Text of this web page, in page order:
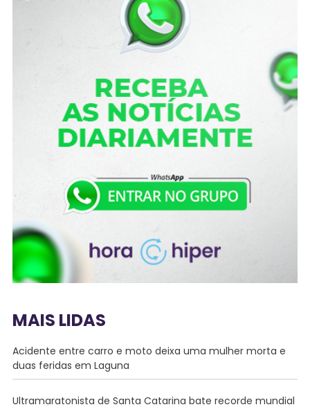
MAIS LIDAS
Acidente entre carro e moto deixa uma mulher morta e
duas feridas em Laguna
Ultramaratonista de Santa Catarina bate recorde mundial